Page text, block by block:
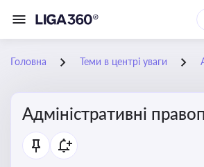
Головна Теми в центрі уваги
Адміністративні